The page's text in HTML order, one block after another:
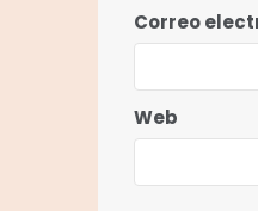
Correo
Web